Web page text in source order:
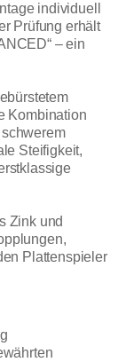
individuell
Prüfung erhält
– ein
Kombination
Steifigkeit,
Zink und
Plattenspieler